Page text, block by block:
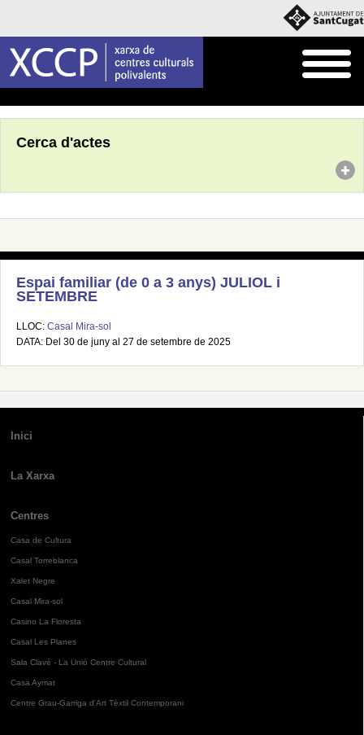
Cerca d'actes
Espai familiar (de 0 a 3 anys) JULIOL i
SETEMBRE
LLOC: Casal Mira-sol
DATA: Del 30 de juny al 27 de setembre de 2025
Inici
La Xarxa
Centres
Casa de Cultura
Casal Torreblanca
Xalet Negre
Casal Mira-sol
Casino La Floresta
Casal Les Planes
Sala Clavé - La Unió Centre Cultural
Casa Aymat
Centre Grau-Garriga d'Art Tèxtil Contemporani